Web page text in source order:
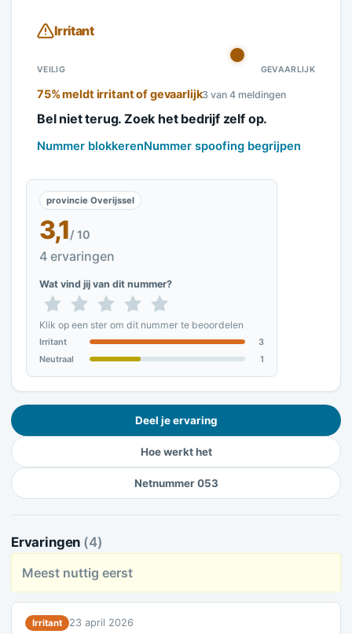
Irritant
VEILIG GEVAARLIJK
75% meldt irritant of gevaarlijk3 van 4 meldingen
Bel niet terug. Zoek het bedrijf zelf op.
Nummer blokkerenNummer spoofing begrijpen
provincie Overijssel
3,1/ 10
4 ervaringen
Wat vind jij van dit nummer?
Klik op een ster om dit nummer te beoordelen
Irritant
3
Neutraal
1
Deel je ervaring
Hoe werkt het
Netnummer 053
Ervaringen (4)
Meest nuttig eerst
Irritant 23 april 2026